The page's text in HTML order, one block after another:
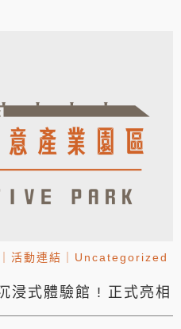
活動連結 Uncategorized
浸式體驗館 ! 正式亮相